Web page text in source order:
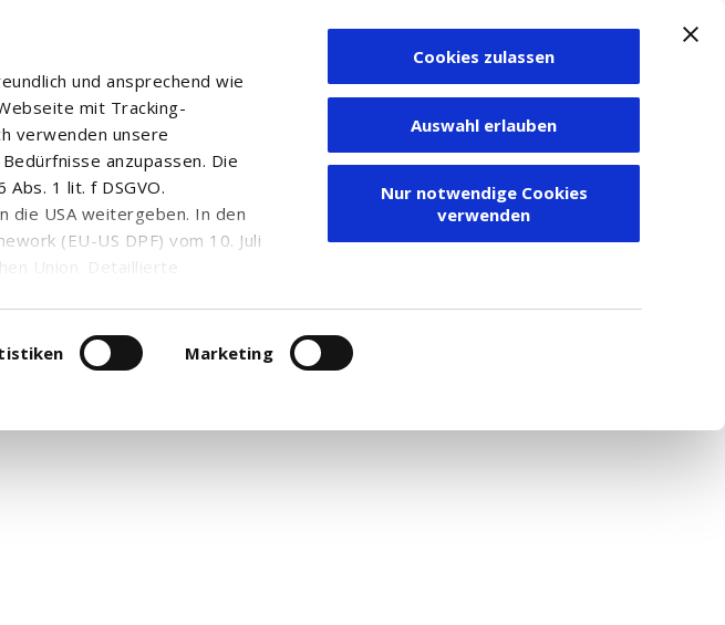
und ansprechend wie
mit Tracking-
verwenden unsere
anzupassen. Die
1 lit. f DSGVO.
die USA weitergeben. In den
(EU-US DPF) vom 10. Juli
Union. Detaillierte
. Dort können Sie Ihre
Marketing
Cookies zulassen
Auswahl erlauben
Nur notwendige Cookies
verwenden
Zum Depot